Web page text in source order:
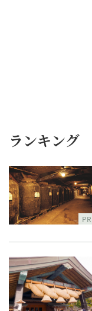
ランキング
PR